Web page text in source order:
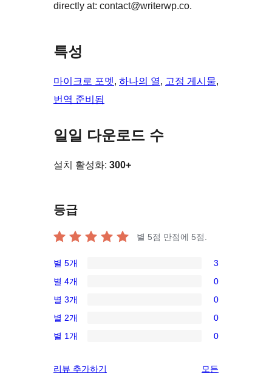
directly at: contact@writerwp.co.
특성
마이크로 포멧, 하나의 열, 고정 게시물
번역 준비됨
일일 다운로드 수
설치 활성화: 300+
등급
별 5점 만점에 5점.
3/5-
별
점
후
기
별 5개 3
0/4-
별
점
후
별 4개 0
0/3-
별
점
기
별 3개 0
0/2-
별
별 2개 0
0/1-
별 1개 0
리뷰 추가하기 모든